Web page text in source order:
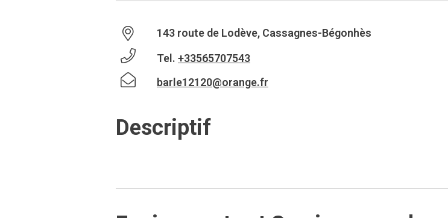
143 route de Lodève, Cassagnes-Bégonhès
Tel. +33565707543
barle12120@orange.fr
Descriptif